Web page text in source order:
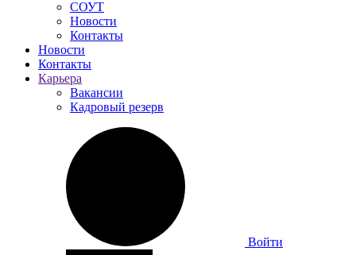
СОУТ
Новости
Контакты
Новости
Контакты
Карьера
Вакансии
Кадровый резерв
Войти